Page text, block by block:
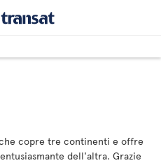
copre tre continenti e offre
dell'altra. Grazie